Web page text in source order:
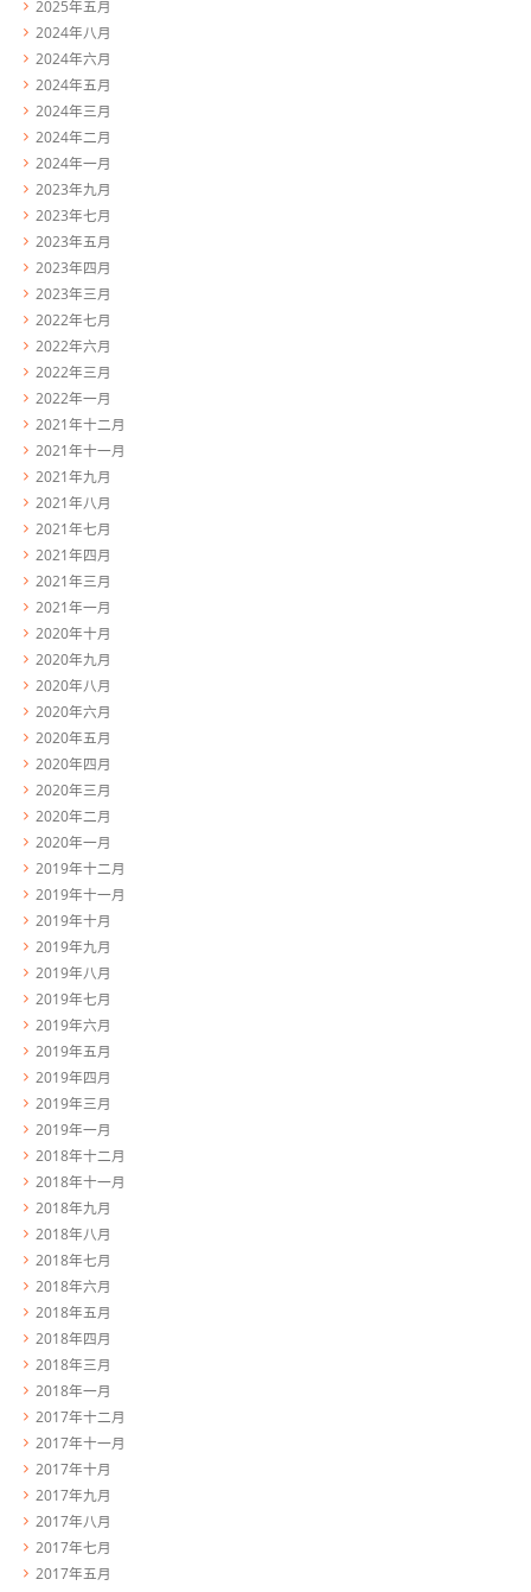
2025年五月
2024年八月
2024年六月
2024年五月
2024年三月
2024年二月
2024年一月
2023年九月
2023年七月
2023年五月
2023年四月
2023年三月
2022年七月
2022年六月
2022年三月
2022年一月
2021年十二月
2021年十一月
2021年九月
2021年八月
2021年七月
2021年四月
2021年三月
2021年一月
2020年十月
2020年九月
2020年八月
2020年六月
2020年五月
2020年四月
2020年三月
2020年二月
2020年一月
2019年十二月
2019年十一月
2019年十月
2019年九月
2019年八月
2019年七月
2019年六月
2019年五月
2019年四月
2019年三月
2019年一月
2018年十二月
2018年十一月
2018年九月
2018年八月
2018年七月
2018年六月
2018年五月
2018年四月
2018年三月
2018年一月
2017年十二月
2017年十一月
2017年十月
2017年九月
2017年八月
2017年七月
2017年五月